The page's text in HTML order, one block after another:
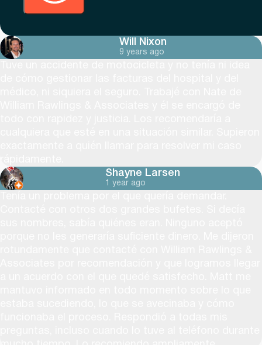
Will Nixon
9 years ago
Shayne Larsen
1 year ago